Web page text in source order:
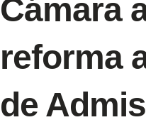
Cámara
reforma
de